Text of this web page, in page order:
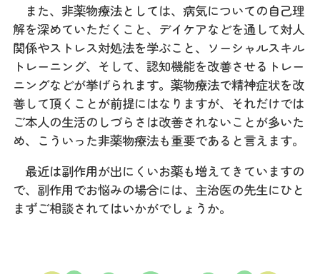
また、非薬物療法としては、病気についての自己理
解を深めていただくこと、デイケアなどを通して対人
関係やストレス対処法を学ぶこと、ソーシャルスキル
トレーニング、そして、認知機能を改善させるトレー
ニングなどが挙げられます。薬物療法で精神症状を改
善して頂くことが前提にはなりますが、それだけでは
ご本人の生活のしづらさは改善されないことが多いた
め、こういった非薬物療法も重要であると言えます。
最近は副作用が出にくいお薬も増えてきていますの
で、副作用でお悩みの場合には、主治医の先生にひと
まずご相談されてはいかがでしょうか。